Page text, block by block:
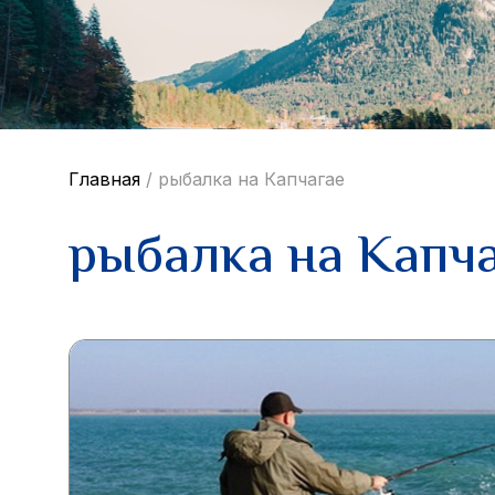
Главная / рыбалка на Капчагае
рыбалка на